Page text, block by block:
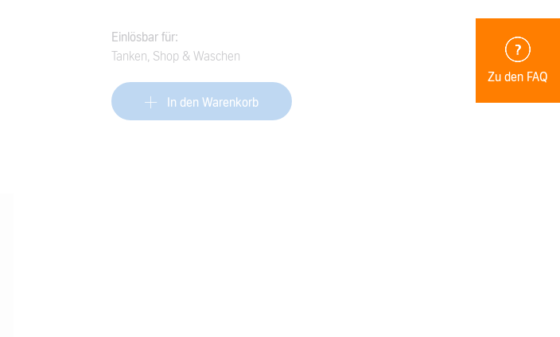
Einlösbar für:
Tanken, Shop & Waschen
In den Warenkorb
Zu den FAQ